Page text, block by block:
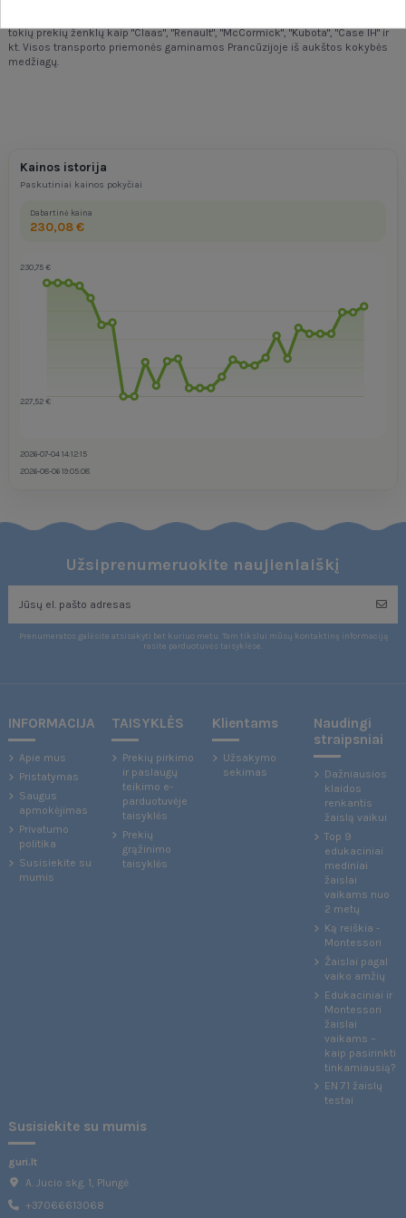
tokių prekių ženklų kaip "Claas", "Renault", "McCormick", "Kubota", "Case IH" ir
kt. Visos transporto priemonės gaminamos Prancūzijoje iš aukštos kokybės
medžiagų.
Kainos istorija
Paskutiniai kainos pokyčiai
Dabartinė kaina
230,08 €
230,75 €
227,52 €
2026-07-04 14:12:15
2026-08-06 19:05:08
Užsiprenumeruokite naujienlaiškį
Prenumeratos galėsite atsisakyti bet kuriuo metu. Tam tikslui mūsų kontaktinę informaciją
rasite parduotuvės taisyklėse.
INFORMACIJA
Apie mus
Pristatymas
Saugus
apmokėjimas
Privatumo
politika
Susisiekite su
mumis
TAISYKLĖS
Prekių pirkimo
ir paslaugų
teikimo e-
parduotuvėje
taisyklės
Prekių
grąžinimo
taisyklės
Klientams
Užsakymo
sekimas
Naudingi
straipsniai
Dažniausios
klaidos
renkantis
žaislą vaikui
Top 9
edukaciniai
mediniai
žaislai
vaikams nuo
2 metų
Ką reiškia -
Montessori
Žaislai pagal
vaiko amžių
Edukaciniai ir
Montessori
žaislai
vaikams –
kaip pasirinkti
tinkamiausią?
EN 71 žaislų
testai
Susisiekite su mumis
guri.lt
A. Jucio skg. 1, Plungė
+37066613068